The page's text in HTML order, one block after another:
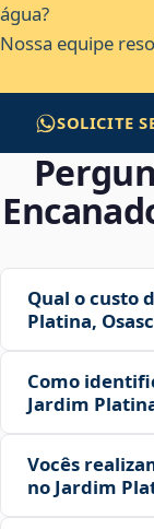
água?
Nossa equipe
SOLICITE
Qual o custo
Platina,
Como
Jardim
Vocês
no Jardim